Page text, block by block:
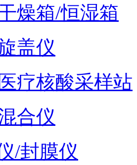
燥箱/恒湿箱
盖仪
疗核酸采样站
合仪
/封膜仪